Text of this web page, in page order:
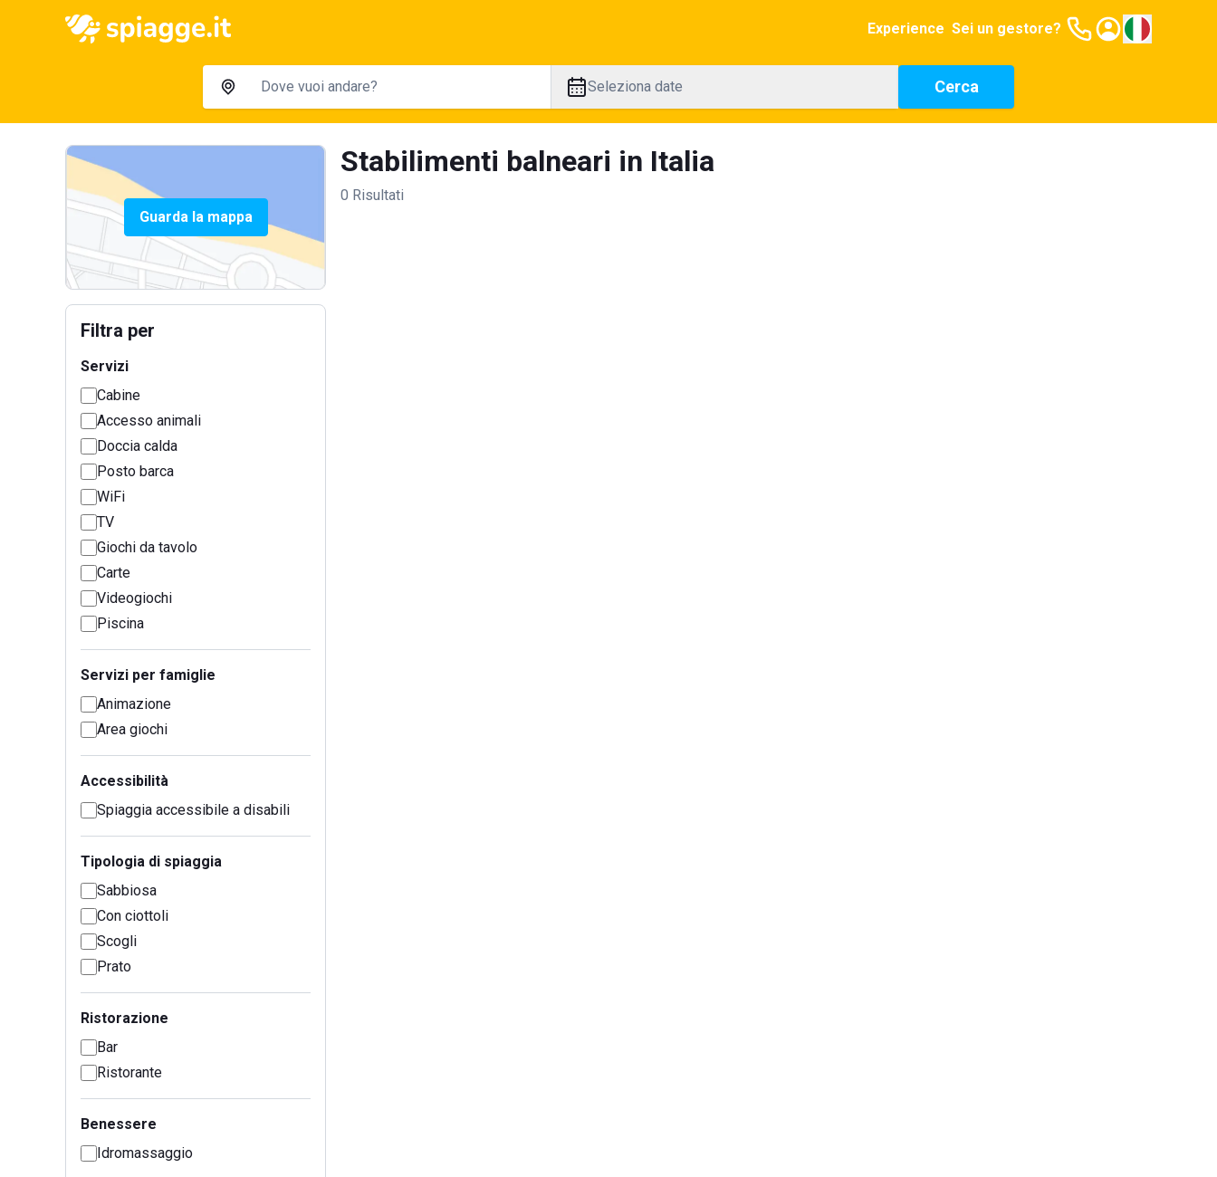
Experience Sei un gestore?
Seleziona date Cerca
Guarda la mappa
Filtra per
Servizi
Cabine
Accesso animali
Doccia calda
Posto barca
WiFi
TV
Giochi da tavolo
Carte
Videogiochi
Piscina
Servizi per famiglie
Animazione
Area giochi
Accessibilità
Spiaggia accessibile a disabili
Tipologia di spiaggia
Sabbiosa
Con ciottoli
Scogli
Prato
Ristorazione
Bar
Ristorante
Benessere
Idromassaggio
Stabilimenti balneari in Italia
0 Risultati